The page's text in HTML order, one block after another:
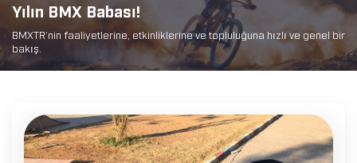
Yılın BMX Babası!
BMXTR’nin faaliyetlerine, etkinliklerine ve topluluğuna hızlı ve genel bir
bakış.